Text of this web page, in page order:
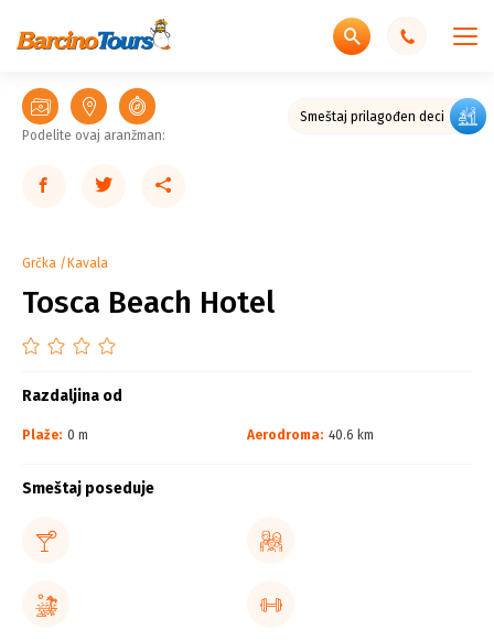
Smeštaj prilagođen deci
Podelite ovaj aranžman:
Grčka Kavala
Tosca Beach Hotel
Razdaljina od
Plaže: 0 m Aerodroma: 40.6 km
Smeštaj poseduje